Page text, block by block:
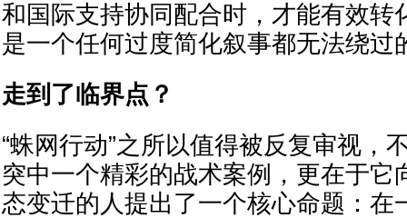
和国际支持协同配合时，才能有效转
是一个任何过度简化叙事都无法绕过
走到了临界点？
“蛛网行动”之所以值得被反复审视，
突中一个精彩的战术案例，更在于它
态变迁的人提出了一个核心命题：在